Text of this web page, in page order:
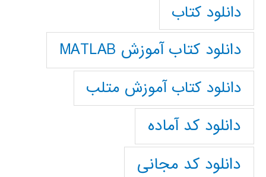
دانلود کتاب
دانلود کتاب آموزش MATLAB
دانلود کتاب آموزش متلب
دانلود کد آماده
دانلود کد مجانی